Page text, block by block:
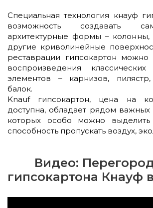
Специальная технология кнауф
возможность создавать
архитектурные формы – колонны,
другие криволинейные
реставрации гипсокартон можно
воспроизведения классических
элементов – карнизов,
балок.
Knauf гипсокартон, цена на
доступна, обладает рядом важных
которых особо можно выделить
способность пропускать воздух,
Видео:
гипсокартона Кнауф